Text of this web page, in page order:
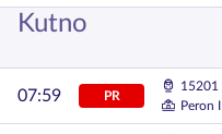
Kutno
07:59 PR
15201
Peron I